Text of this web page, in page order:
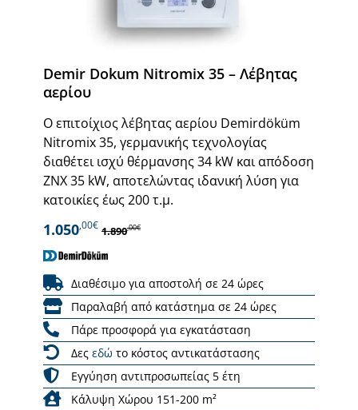
Demir Dokum Nitromix 35 – Λέβητας
αερίου
Ο επιτοίχιος λέβητας αερίου Demirdöküm
Nitromix 35, γερμανικής τεχνολογίας
διαθέτει ισχύ θέρμανσης 34 kW και απόδοση
ΖΝΧ 35 kW, αποτελώντας ιδανική λύση για
κατοικίες έως 200 τ.μ.
1.050,00€ 1.890,00€
Διαθέσιμο για αποστολή σε 24 ώρες
Παραλαβή από κατάστημα σε 24 ώρες
Πάρε προσφορά για εγκατάσταση
Δες εδώ το κόστος αντικατάστασης
Εγγύηση αντιπροσωπείας 5 έτη
Κάλυψη Χώρου 151-200 m²